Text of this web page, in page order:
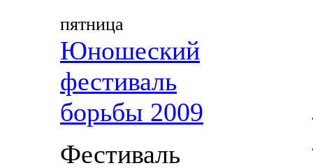
пятница
Юношеский
фестиваль
борьбы 2009
Фестиваль